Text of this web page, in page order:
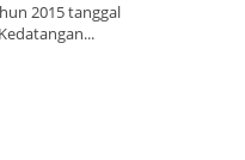
2015 tanggal